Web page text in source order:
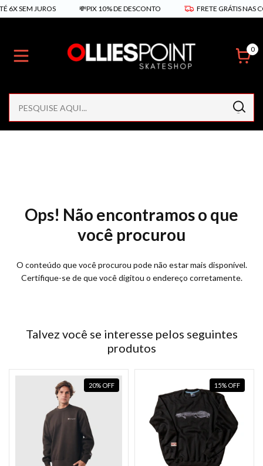
6X SEM JUROS 💸PIX 10% DE DESCONTO FRETE GRÁTIS NAS
0
Ops! Não encontramos o que
você procurou
O conteúdo que você procurou pode não estar mais disponível.
Certifique-se de que você digitou o endereço corretamente.
Talvez você se interesse pelos seguintes
produtos
20% OFF 15% OFF